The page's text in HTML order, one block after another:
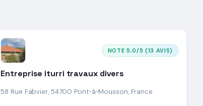
NOTE 5,0/5 (13 AVIS)
Entreprise iturri travaux divers
58 Rue Fabvier, 54700 Pont-à-Mousson, France